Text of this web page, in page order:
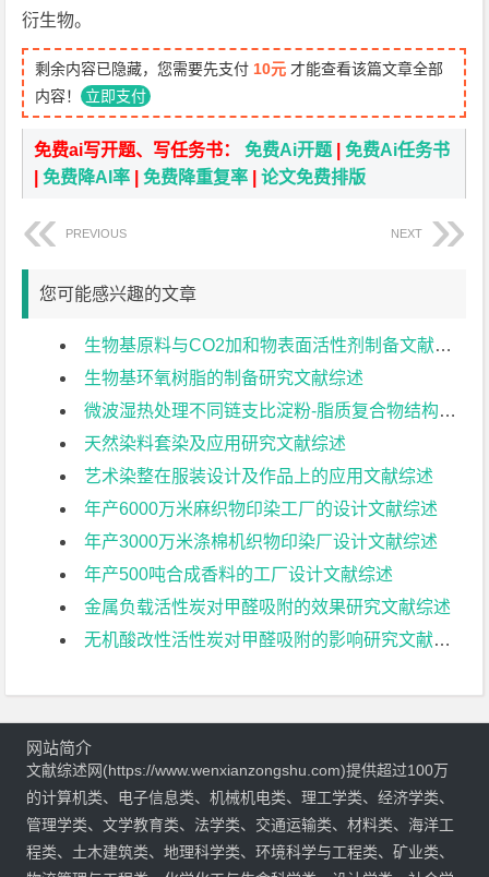
衍生物。
剩余内容已隐藏，您需要先支付 10元 才能查看该篇文章全部
内容！ 立即支付
免费ai写开题、写任务书：免费Ai开题 |免费Ai任务书
|免费降AI率 |免费降重复率 |论文免费排版
PREVIOUS NEXT
您可能感兴趣的文章
生物基原料与CO2加和物表面活性剂制备文献综述
生物基环氧树脂的制备研究文献综述
微波湿热处理不同链支比淀粉-脂质复合物结构和性能的影响文献综述
天然染料套染及应用研究文献综述
艺术染整在服装设计及作品上的应用文献综述
年产6000万米麻织物印染工厂的设计文献综述
年产3000万米涤棉机织物印染厂设计文献综述
年产500吨合成香料的工厂设计文献综述
金属负载活性炭对甲醛吸附的效果研究文献综述
无机酸改性活性炭对甲醛吸附的影响研究文献综述
网站简介
文献综述网(https://www.wenxianzongshu.com)提供超过100万
的计算机类、电子信息类、机械机电类、理工学类、经济学类、
管理学类、文学教育类、法学类、交通运输类、材料类、海洋工
程类、土木建筑类、地理科学类、环境科学与工程类、矿业类、